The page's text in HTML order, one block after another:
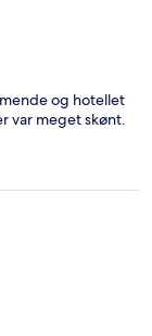
og hotellet
var meget skønt.